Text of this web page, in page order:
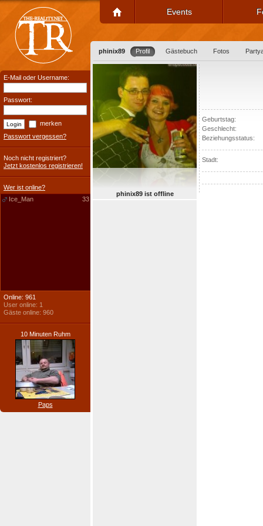
Events
phinix89 Profil Gästebuch Fotos
phinix89 ist offline
Geburtstag:
Geschlecht:
Beziehungsstatus:
Stadt:
E-Mail oder Username:
Passwort:
merken
Passwort vergessen?
Noch nicht registriert?
Jetzt kostenlos registrieren!
Wer ist online?
Ice_Man
33
Online: 961
User online: 1
Gäste online: 960
10 Minuten Ruhm
Paps